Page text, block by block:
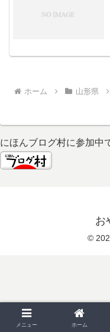
ホーム 山形県
にほんブログ村に参加中
お
©
メニュー ホーム